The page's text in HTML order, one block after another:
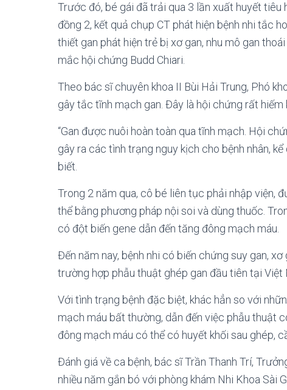
Trước đó, bé gái đã trải qua 3 lần xuất huyết tiêu
đồng 2, kết quả chụp CT phát hiện bệnh nhi tắc
thiết gan phát hiện trẻ bị xơ gan, nhu mô gan
mắc hội chứng Budd Chiari.
Theo bác sĩ chuyên khoa II Bùi Hải Trung, Phó
gây tắc tĩnh mạch gan. Đây là hội chứng rất
“Gan được nuôi hoàn toàn qua tĩnh mạch. Hội
gây ra các tình trạng nguy kịch cho bệnh nhân,
biết.
Trong 2 năm qua, cô bé liên tục phải nhập viện,
thể bằng phương pháp nội soi và dùng thuốc.
có đột biến gene dẫn đến tăng đông mạch máu.
Đến năm nay, bệnh nhi có biến chứng suy gan,
trường hợp phẫu thuật ghép gan đầu tiên tại Việt
Với tình trạng bệnh đặc biệt, khác hẳn so với
mạch máu bất thường, dẫn đến việc phẫu thuật
đông mạch máu có thể có huyết khối sau ghép,
Đánh giá về ca bệnh, bác sĩ Trần Thanh Trí,
nhiều năm gắn bó với phòng khám Nhi Khoa Sài